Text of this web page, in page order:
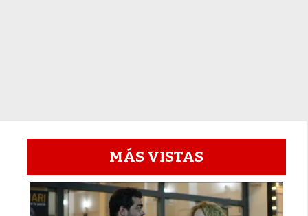
MÁS VISTAS
1